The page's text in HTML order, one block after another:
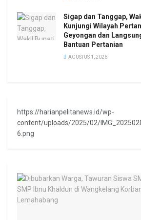
Sigap dan Tanggap,
Kunjungi Wilayah
Geyongan dan
Bantuan Pertanian
AGUSTUS 1, 2026
https://harianpelitanews.id/wp-
content/uploads/2025/02/
6.png